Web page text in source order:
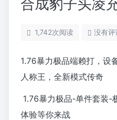
合成豹子头凌
1,742次阅读 没有评
1.76暴力极品端赖打，设
人称王，全新模式传奇
1.76暴力极品-单件套装-
体验等你来战